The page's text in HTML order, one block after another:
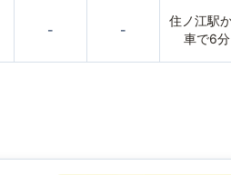
- -
住ノ江駅
車で6分